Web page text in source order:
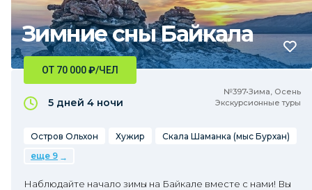
Зимние сны Байкала
№397•Зима, Осень
Экскурсионные туры
ОТ 70 000₽/ЧЕЛ
5 дней 4 ночи
Остров Ольхон Хужир
Скала Шаманка (мыс Бурхан)
еще 9
Наблюдайте начало зимы на Байкале вместе с нами! Вы